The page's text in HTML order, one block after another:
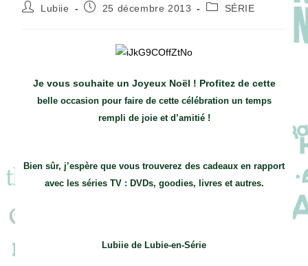
Auteur/autrice
Lubiie
Publication
25 décembre 2013
PostSÉRIE
Je vous souhaite un Joyeux Noël ! Profitez de cette
belle occasion pour faire de cette célébration un temps
rempli de joie et d’amitié !
Bien sûr, j’espère que vous trouverez des cadeaux en rapport
avec les séries TV : DVDs, goodies, livres et autres.
Lubiie de Lubie-en-Série